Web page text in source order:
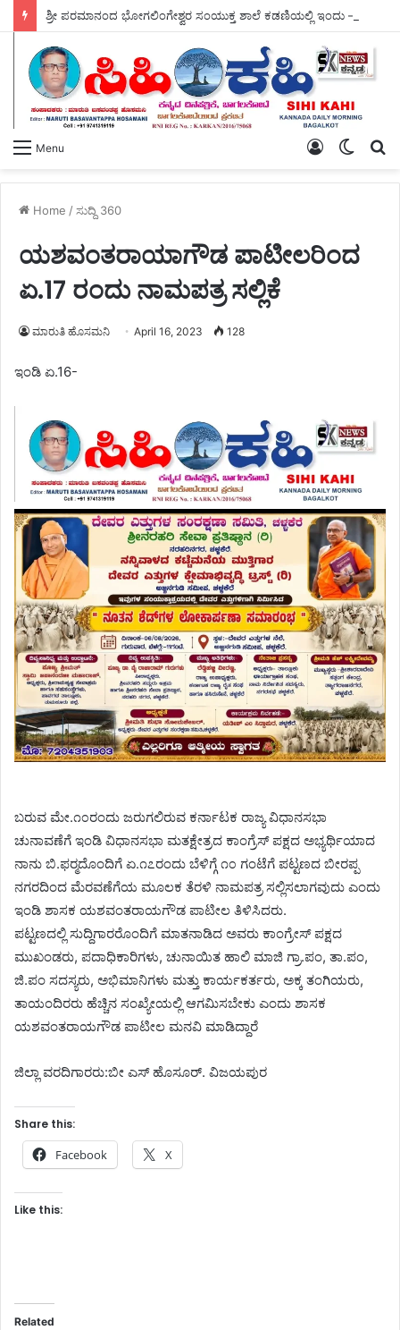
Menu
Switch
Log
Home /ಸುದ್ದಿ 360
ಯಶವಂತರಾಯಾಗೌಡ ಪಾಟೀಲರಿಂದ
ಏ.17 ರಂದು ನಾಮಪತ್ರ ಸಲ್ಲಿಕೆ
ಮಾರುತಿ ಹೊಸಮನಿ April 16, 2023 128
ಇಂಡಿ ಏ.16-
ಬರುವ ಮೇ.೧೦ರಂದು ಜರುಗಲಿರುವ ಕರ್ನಾಟಕ ರಾಜ್ಯ ವಿಧಾನಸಭಾ
ಚುನಾವಣೆಗೆ ಇಂಡಿ ವಿಧಾನಸಭಾ ಮತಕ್ಷೇತ್ರದ ಕಾಂಗ್ರೆಸ್ ಪಕ್ಷದ ಅಭ್ಯರ್ಥಿಯಾದ
ನಾನು ಬಿ.ಫರ‍್ಮದೊಂದಿಗೆ ಏ.೧೭ರಂದು ಬೆಳಿಗ್ಗೆ ೧೦ ಗಂಟೆಗೆ ಪಟ್ಟಣದ ಬೀರಪ್ಪ
ನಗರದಿಂದ ಮೆರವಣೆಗೆಯ ಮೂಲಕ ತೆರಳಿ ನಾಮಪತ್ರ ಸಲ್ಲಿಸಲಾಗವುದು ಎಂದು
ಇಂಡಿ ಶಾಸಕ ಯಶವಂತರಾಯಗೌಡ ಪಾಟೀಲ ತಿಳಿಸಿದರು.
ಪಟ್ಟಣದಲ್ಲಿ ಸುದ್ದಿಗಾರರೊಂದಿಗೆ ಮಾತನಾಡಿದ ಅವರು ಕಾಂಗ್ರೇಸ್ ಪಕ್ಷದ
ಮುಖಂಡರು, ಪದಾಧಿಕಾರಿಗಳು, ಚುನಾಯಿತ ಹಾಲಿ ಮಾಜಿ ಗ್ರಾ.ಪಂ, ತಾ.ಪಂ,
ಜಿ.ಪಂ ಸದಸ್ಯರು, ಅಭಿಮಾನಿಗಳು ಮತ್ತು ಕಾರ್ಯಕರ್ತರು, ಅಕ್ಕ ತಂಗಿಯರು,
ತಾಯಂದಿರರು ಹೆಚ್ಚಿನ ಸಂಖ್ಯೇಯಲ್ಲಿ ಆಗಮಿಸಬೇಕು ಎಂದು ಶಾಸಕ
ಯಶವಂತರಾಯಗೌಡ ಪಾಟೀಲ ಮನವಿ ಮಾಡಿದ್ದಾರೆ
ಜಿಲ್ಲಾ ವರದಿಗಾರರು:ಬೀ ಎಸ್ ಹೊಸೂರ್. ವಿಜಯಪುರ
Share this:
Facebook X
Like this:
Related